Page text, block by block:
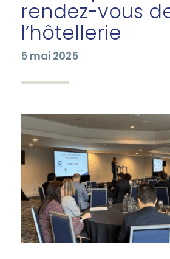
rendez-vous
l’hôtellerie
5 mai 2025